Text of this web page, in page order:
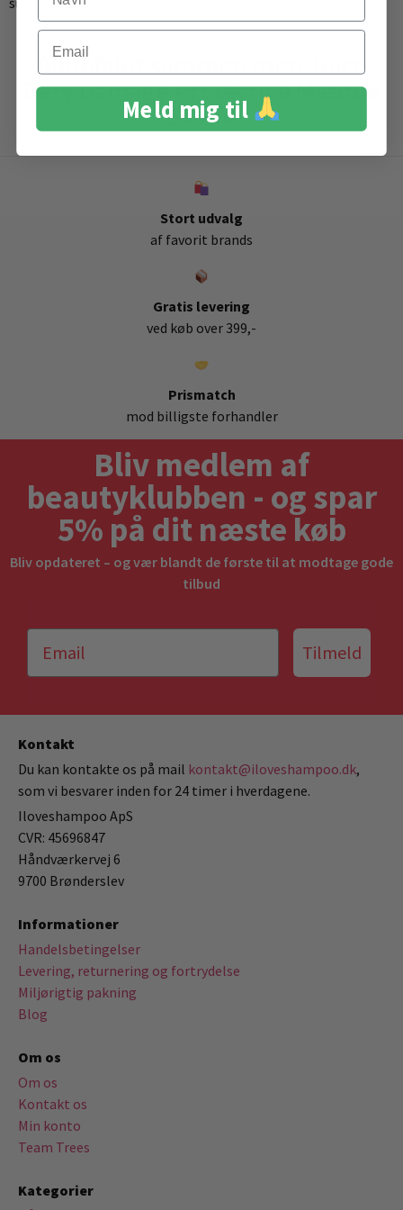
Anbefalet sammen med Joico
Defy Damage Protective Masque
150ml
Stort udvalg
af favorit brands
Gratis levering
ved køb over 399,-
Prismatch
mod billigste forhandler
Bliv medlem af
beautyklubben - og spar
5% på dit næste køb
Bliv opdateret – og vær blandt de første til at modtage gode
tilbud
Tilmeld
Kontakt
Du kan kontakte os på mail kontakt@iloveshampoo.dk,
som vi besvarer inden for 24 timer i hverdagene.
Iloveshampoo ApS
CVR: 45696847
Håndværkervej 6
9700 Brønderslev
Informationer
Handelsbetingelser
Levering, returnering og fortrydelse
Miljørigtig pakning
Blog
Om os
Om os
Kontakt os
Min konto
Team Trees
Kategorier
Email
Meld mig til